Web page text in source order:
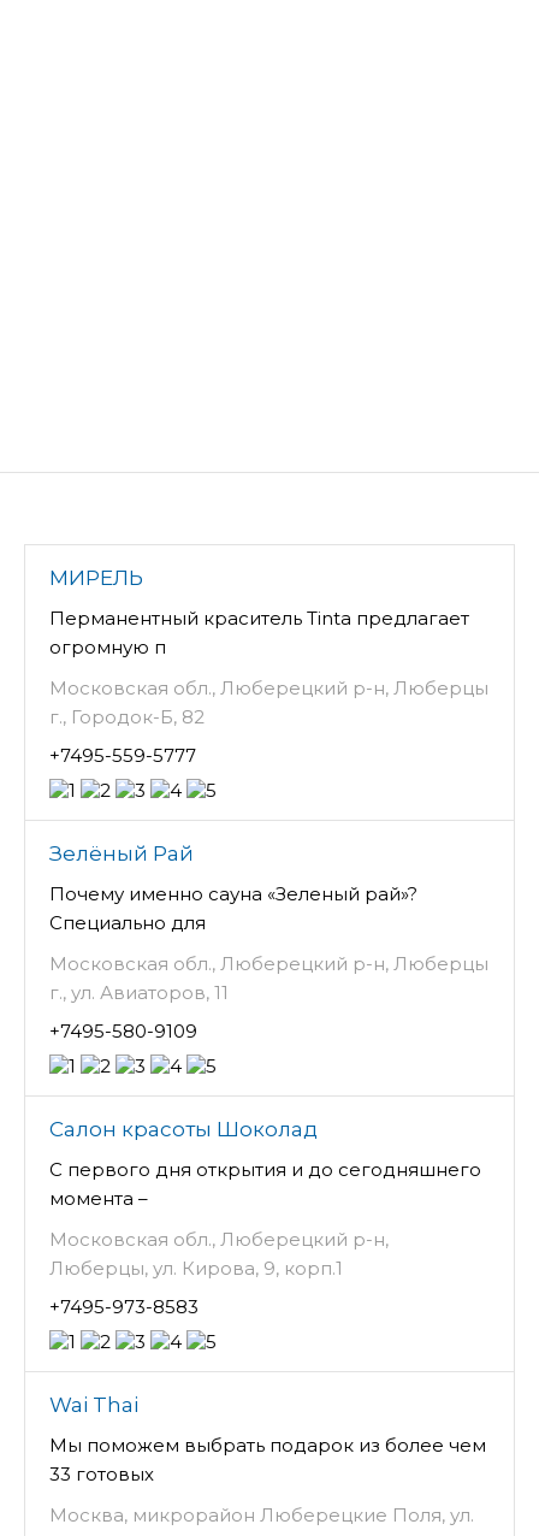
МИРЕЛЬ
Перманентный краситель Tinta предлагает
огромную п
Московская обл., Люберецкий р-н, Люберцы
г., Городок-Б, 82
+7495-559-5777
Зелёный Рай
Почему именно сауна «Зеленый рай»?
Специально для
Московская обл., Люберецкий р-н, Люберцы
г., ул. Авиаторов, 11
+7495-580-9109
Салон красоты Шоколад
С первого дня открытия и до сегодняшнего
момента –
Московская обл., Люберецкий р-н,
Люберцы, ул. Кирова, 9, корп.1
+7495-973-8583
Wai Thai
Мы поможем выбрать подарок из более чем
33 готовых
Москва, микрорайон Люберецкие Поля, ул.